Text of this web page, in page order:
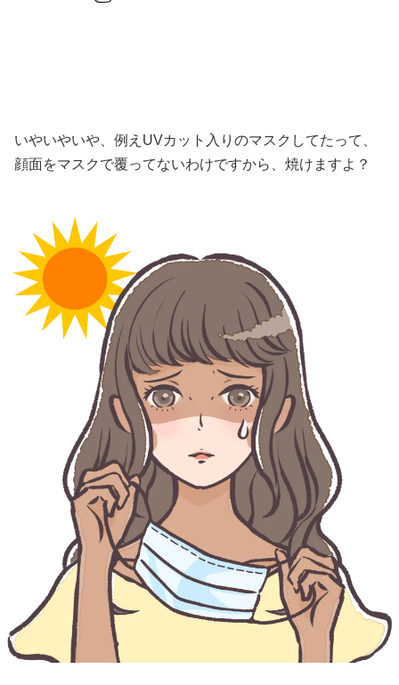
いやいやいや、例えUVカット入りのマスクしてたって、
顔面をマスクで覆ってないわけですから、焼けますよ？